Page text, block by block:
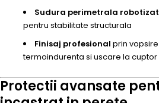
Sudura perimetrala
pentru stabilitate structurala
Finisaj profesional prin
termoindurenta si uscare la cuptor
Protectii avansate